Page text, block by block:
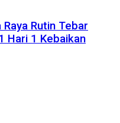
Rutin Tebar
Hari 1 Kebaikan